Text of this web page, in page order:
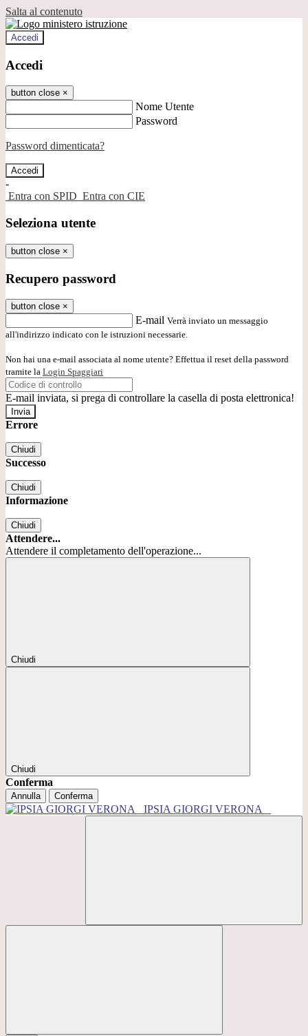
Salta al contenuto
Accedi
Accedi
button close ×
Nome Utente
Password
Password dimenticata?
-
Entra con SPID Entra con CIE
Seleziona utente
button close ×
Recupero password
button close ×
E-mail Verrà inviato un messaggio
all'indirizzo indicato con le istruzioni necessarie.
Non hai una e-mail associata al nome utente? Effettua il reset della password
tramite la Login Spaggiari
E-mail inviata, si prega di controllare la casella di posta elettronica!
Errore
Chiudi
Successo
Chiudi
Informazione
Chiudi
Attendere...
Attendere il completamento dell'operazione...
Chiudi
Chiudi
Conferma
Annulla Conferma
IPSIA GIORGI VERONA